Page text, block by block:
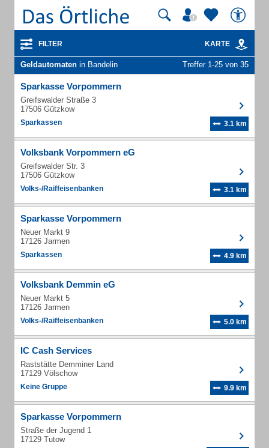
FILTER KARTE
Geldautomaten in Bandelin Treffer 1-25 von 35
Sparkasse Vorpommern
Greifswalder Straße 3
17506 Gützkow
Sparkassen 3.1 km
Volksbank Vorpommern eG
Greifswalder Str. 3
17506 Gützkow
Volks-/Raiffeisenbanken 3.1 km
Sparkasse Vorpommern
Neuer Markt 9
17126 Jarmen
Sparkassen 4.9 km
Volksbank Demmin eG
Neuer Markt 5
17126 Jarmen
Volks-/Raiffeisenbanken 5.0 km
IC Cash Services
Raststätte Demminer Land
17129 Völschow
Keine Gruppe 9.9 km
Sparkasse Vorpommern
Straße der Jugend 1
17129 Tutow